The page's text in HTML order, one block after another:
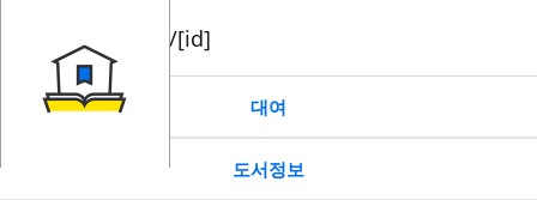
book/rent/[id]
대여
도서정보